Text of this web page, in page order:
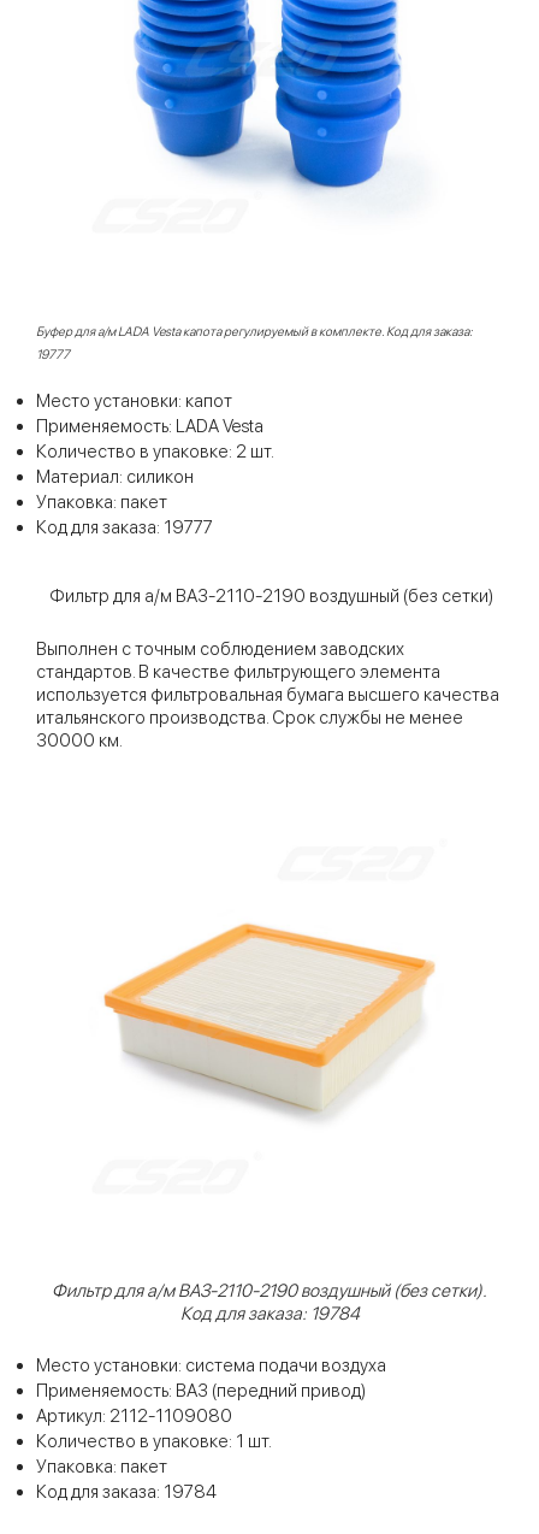
Буфер для а/м LADA Vesta капота регулируемый в комплекте. Код для заказа:
19777
Место установки: капот
Применяемость: LADA Vesta
Количество в упаковке: 2 шт.
Материал: силикон
Упаковка: пакет
Код для заказа: 19777
Фильтр для а/м ВАЗ-2110-2190 воздушный (без сетки)
Выполнен с точным соблюдением заводских
стандартов. В качестве фильтрующего элемента
используется фильтровальная бумага высшего качества
итальянского производства. Срок службы не менее
30000 км.
Фильтр для а/м ВАЗ-2110-2190 воздушный (без сетки).
Код для заказа: 19784
Место установки: система подачи воздуха
Применяемость: ВАЗ (передний привод)
Артикул: 2112-1109080
Количество в упаковке: 1 шт.
Упаковка: пакет
Код для заказа: 19784